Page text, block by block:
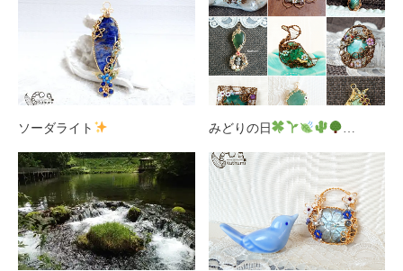
ソーダライト みどりの日